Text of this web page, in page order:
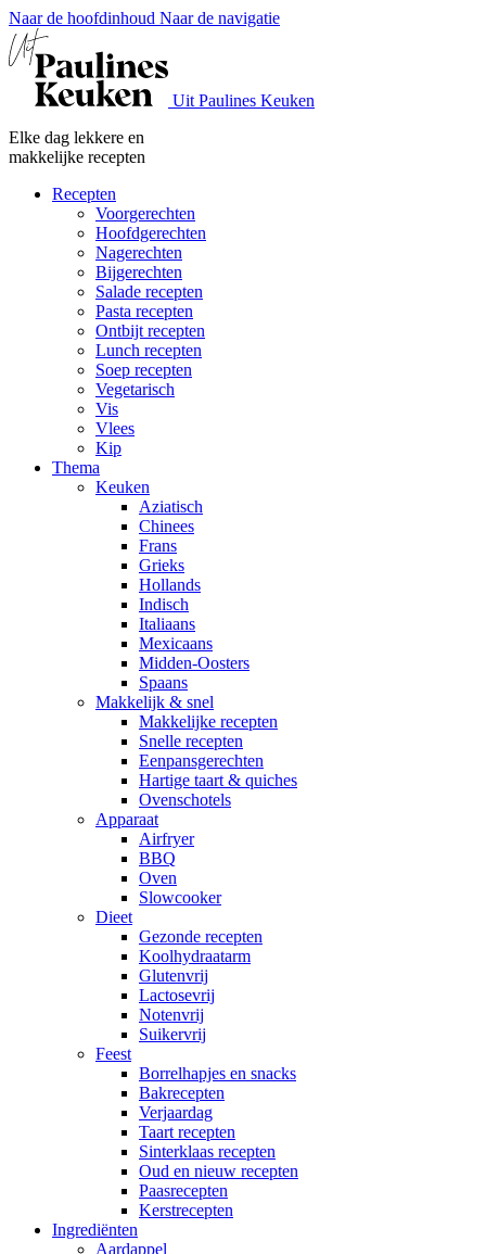
Naar de hoofdinhoud Naar de navigatie
Uit Paulines Keuken
Elke dag lekkere en
makkelijke recepten
Recepten
Voorgerechten
Hoofdgerechten
Nagerechten
Bijgerechten
Salade recepten
Pasta recepten
Ontbijt recepten
Lunch recepten
Soep recepten
Vegetarisch
Vis
Vlees
Kip
Thema
Keuken
Aziatisch
Chinees
Frans
Grieks
Hollands
Indisch
Italiaans
Mexicaans
Midden-Oosters
Spaans
Makkelijk & snel
Makkelijke recepten
Snelle recepten
Eenpansgerechten
Hartige taart & quiches
Ovenschotels
Apparaat
Airfryer
BBQ
Oven
Slowcooker
Dieet
Gezonde recepten
Koolhydraatarm
Glutenvrij
Lactosevrij
Notenvrij
Suikervrij
Feest
Borrelhapjes en snacks
Bakrecepten
Verjaardag
Taart recepten
Sinterklaas recepten
Oud en nieuw recepten
Paasrecepten
Kerstrecepten
Ingrediënten
Aardappel